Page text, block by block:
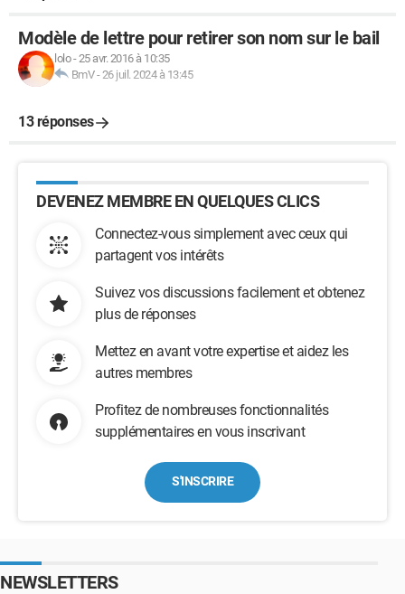
Modèle de lettre pour retirer son nom sur le bail
lolo-25 avr. 2016 à 10:35
BmV-26 juil. 2024 à 13:45
13 réponses
DEVENEZ MEMBRE EN QUELQUES CLICS
Connectez-vous simplement avec ceux qui
partagent vos intérêts
Suivez vos discussions facilement et obtenez
plus de réponses
Mettez en avant votre expertise et aidez les
autres membres
Profitez de nombreuses fonctionnalités
supplémentaires en vous inscrivant
S'INSCRIRE
NEWSLETTERS